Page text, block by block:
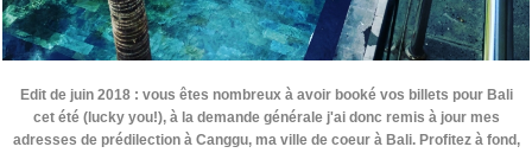
Edit de juin 2018 : vous êtes nombreux à avoir booké vos billets pour Bali
cet été (lucky you!), à la demande générale j'ai donc remis à jour mes
adresses de prédilection à Canggu, ma ville de coeur à Bali. Profitez à fond,